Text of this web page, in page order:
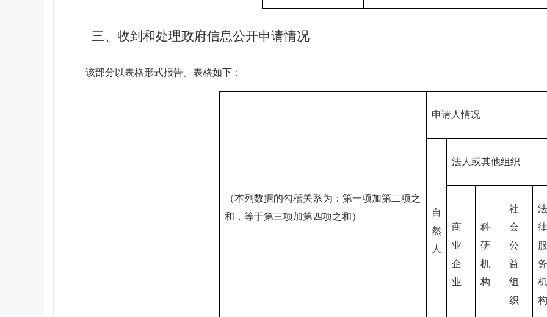
三、收到和处理政府信息公开申请情况
该部分以表格形式报告。表格如下：
（本列数据的勾稽关系为：第一项加第二项之
和，等于第三项加第四项之和）
申请人情况
自
然
人
法人或其他组织
商
业
企
业
科
研
机
构
社
会
公
益
组
织
法
律
服
务
机
构